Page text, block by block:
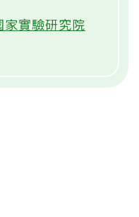
家實驗研究院